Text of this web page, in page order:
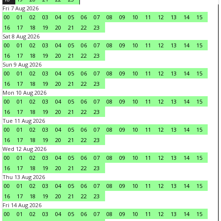
Fri 7 Aug 2026
00
01 02 03 04 05 06 07 08 09 10 11 12 13 14
15
16
17 18 19 20 21 22
23
Sat 8 Aug 2026
00
01 02 03 04 05 06 07 08 09 10 11 12 13 14
15
16
17 18 19 20 21 22
23
Sun 9 Aug 2026
00
01 02 03 04 05 06 07 08 09 10 11 12 13 14
15
16
17 18 19 20 21 22
23
Mon 10 Aug 2026
00
01 02 03 04 05 06 07 08 09 10 11 12 13 14
15
16
17 18 19 20 21 22
23
Tue 11 Aug 2026
00
01 02 03 04 05 06 07 08 09 10 11 12 13 14
15
16
17 18 19 20 21 22
23
Wed 12 Aug 2026
00
01 02 03 04 05 06 07 08 09 10 11 12 13 14
15
16
17 18 19 20 21 22
23
Thu 13 Aug 2026
00
01 02 03 04 05 06 07 08 09 10 11 12 13 14
15
16
17 18 19 20 21 22
23
Fri 14 Aug 2026
00
01 02 03 04 05 06 07 08 09 10 11 12 13 14
15